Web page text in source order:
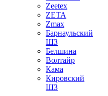
Zeetex
ZETA
Zmax
Барнаульский
ШЗ
Белшина
Волтайр
Кама
Кировский
ШЗ